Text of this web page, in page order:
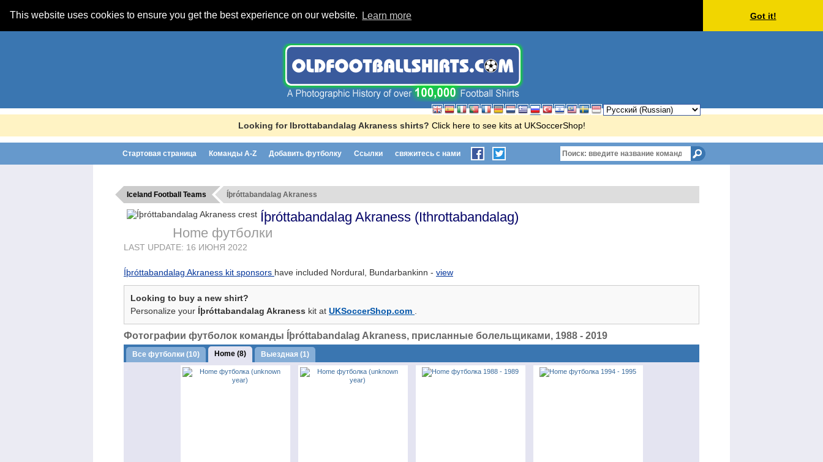
This website uses cookies to ensure you get the best experience on our website. Learn more Got it!
Looking for Ibrottabandalag Akraness shirts? Click here to see kits at UKSoccerShop!
Стартовая страница Команды A-Z Добавить футболку Ссылки свяжитесь с нами
Iceland Football Teams Íþróttabandalag Akraness
Íþróttabandalag Akraness (Ithrottabandalag)
Home футболки
LAST UPDATE: 16 ИЮНЯ 2022
Íþróttabandalag Akraness kit sponsors have included Nordural, Bundarbankinn - view
Looking to buy a new shirt?
Personalize your Íþróttabandalag Akraness kit at UKSoccerShop.com
Фотографии футболок команды Íþróttabandalag Akraness, присланные болельщиками, 1988 - 2019
Все футболки (10) Home (8) Выездная (1)